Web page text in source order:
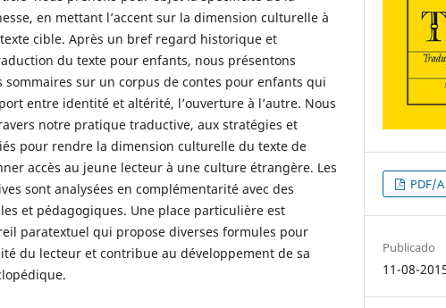
en mettant l’accent sur la dimension culturelle à
cible. Après un bref regard historique et
du texte pour enfants, nous présentons
sommaires sur un corpus de contes pour enfants qui
entre identité et altérité, l’ouverture à l’autre. Nous
notre pratique traductive, aux stratégies et
pour rendre la dimension culturelle du texte de
accès au jeune lecteur à une culture étrangère. Les
sont analysées en complémentarité avec des
et pédagogiques. Une place particulière est
paratextuel qui propose diverses formules pour
du lecteur et contribue au développement de sa
PDF/
Publicado
11-08-